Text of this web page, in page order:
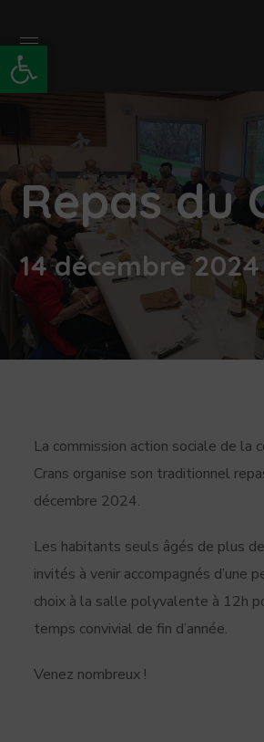
Ouvrir la barre d’outils
Repas du
14 décembre 2024
La commission action sociale de la
Crans organise son traditionnel
décembre 2024.
Les habitants seuls âgés de plus
invités à venir accompagnés d’une
choix à la salle polyvalente à 12h
temps convivial de fin d’année.
Venez nombreux !